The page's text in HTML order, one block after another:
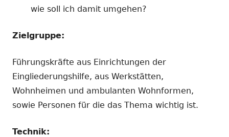
wie soll ich damit umgehen?
Zielgruppe:
Führungskräfte aus Einrichtungen der
Eingliederungshilfe, aus Werkstätten,
Wohnheimen und ambulanten Wohnformen,
sowie Personen für die das Thema wichtig ist.
Technik: